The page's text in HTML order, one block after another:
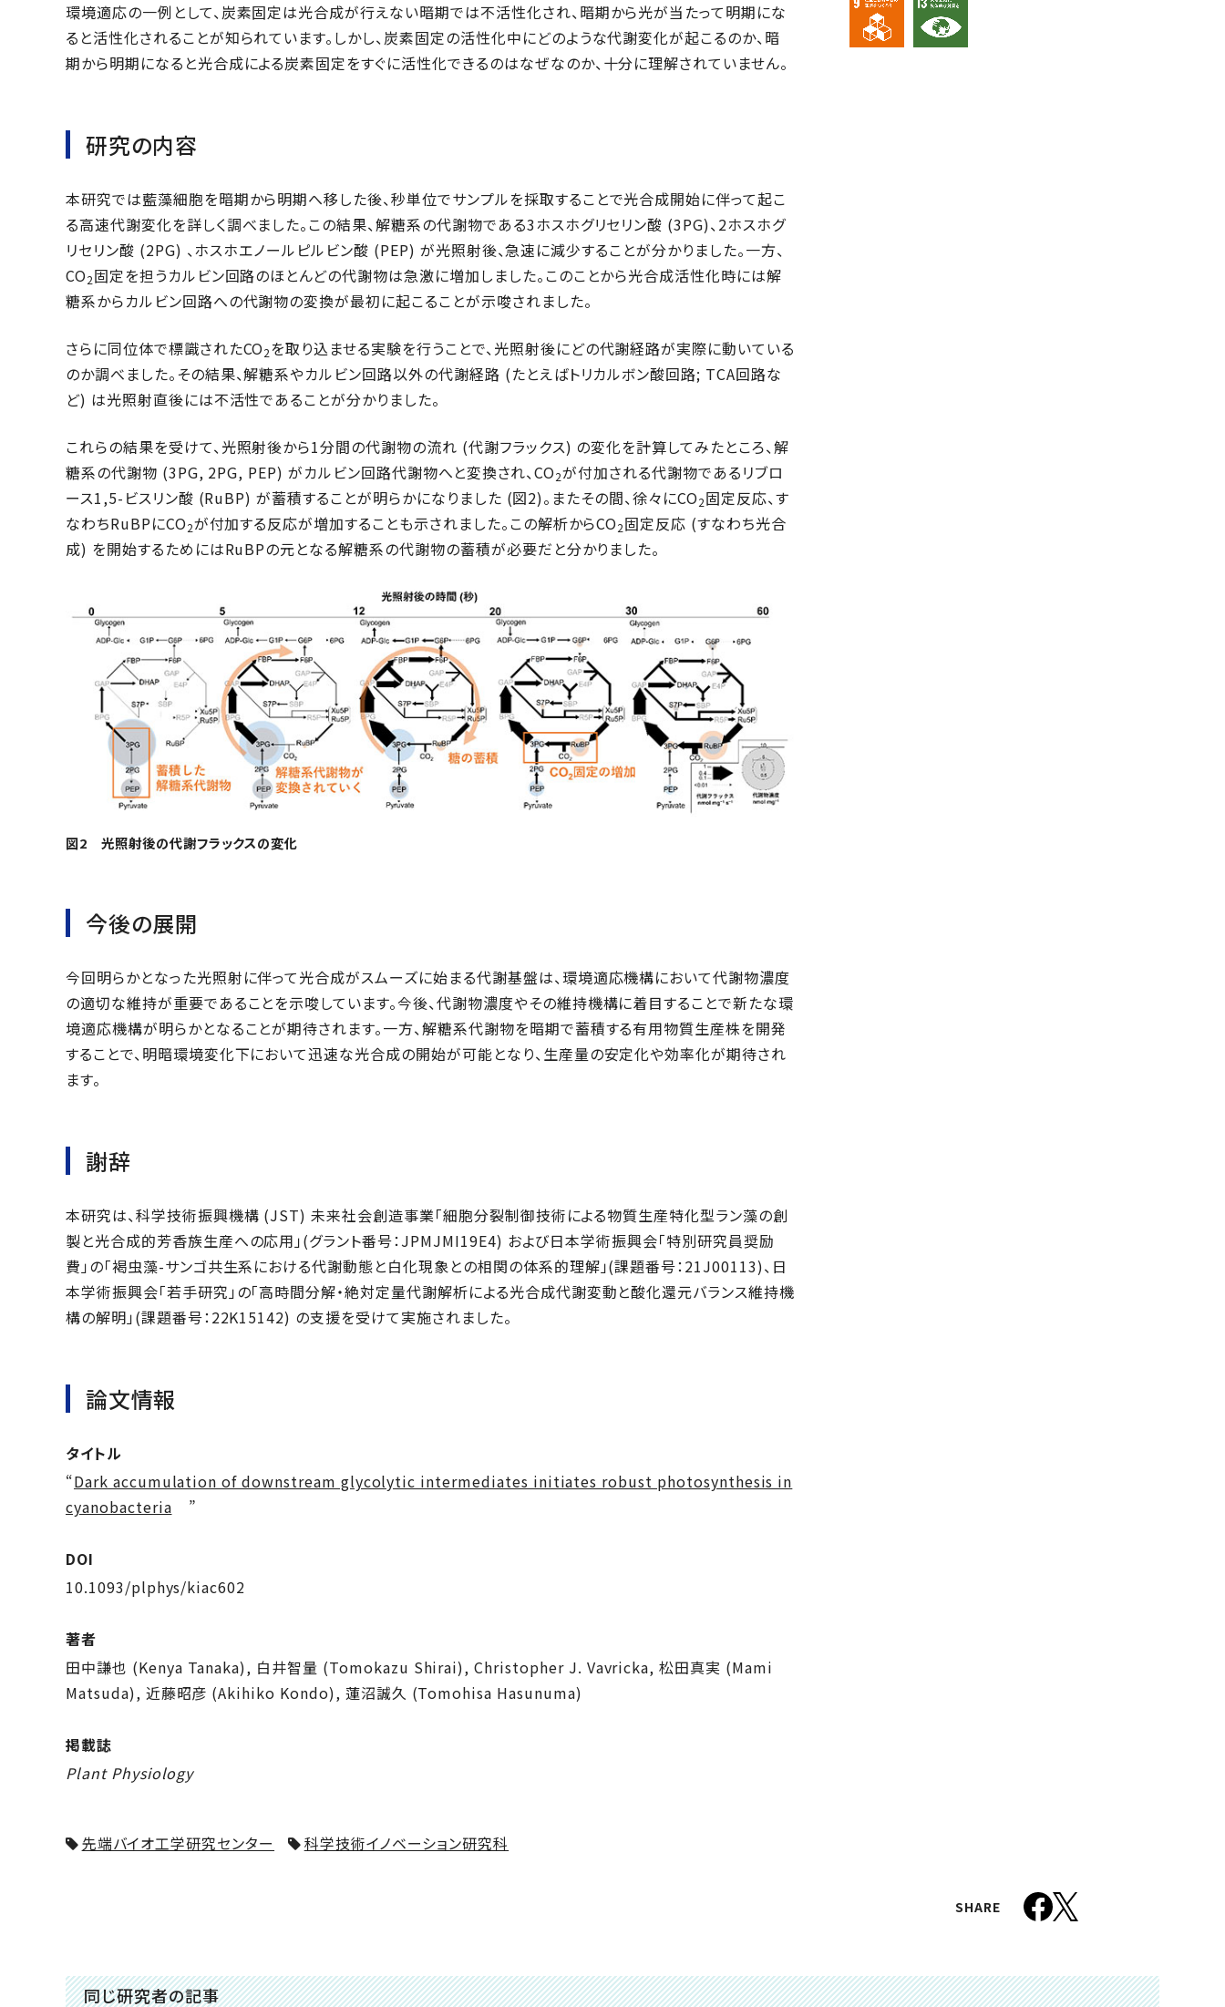
環境適応の一例として、炭素固定は光合成が行えない暗期では不活性化され、暗期から光が当たって明期にな
ると活性化されることが知られています。しかし、炭素固定の活性化中にどのような代謝変化が起こるのか、暗
期から明期になると光合成による炭素固定をすぐに活性化できるのはなぜなのか、十分に理解されていません。
研究の内容
本研究では藍藻細胞を暗期から明期へ移した後、秒単位でサンプルを採取することで光合成開始に伴って起こ
る高速代謝変化を詳しく調べました。この結果、解糖系の代謝物である3ホスホグリセリン酸 (3PG)、2ホスホグ
リセリン酸 (2PG) 、ホスホエノールピルビン酸 (PEP) が光照射後、急速に減少することが分かりました。一方、
CO2固定を担うカルビン回路のほとんどの代謝物は急激に増加しました。このことから光合成活性化時には解
糖系からカルビン回路への代謝物の変換が最初に起こることが示唆されました。
さらに同位体で標識されたCO2を取り込ませる実験を行うことで、光照射後にどの代謝経路が実際に動いている
のか調べました。その結果、解糖系やカルビン回路以外の代謝経路 (たとえばトリカルボン酸回路; TCA回路な
ど) は光照射直後には不活性であることが分かりました。
これらの結果を受けて、光照射後から1分間の代謝物の流れ (代謝フラックス) の変化を計算してみたところ、解
糖系の代謝物 (3PG, 2PG, PEP) がカルビン回路代謝物へと変換され、CO2が付加される代謝物であるリブロ
ース1,5-ビスリン酸 (RuBP) が蓄積することが明らかになりました (図2)。またその間、徐々にCO2固定反応、す
なわちRuBPにCO2が付加する反応が増加することも示されました。この解析からCO2固定反応 (すなわち光合
成) を開始するためにはRuBPの元となる解糖系の代謝物の蓄積が必要だと分かりました。
図2 光照射後の代謝フラックスの変化
今後の展開
今回明らかとなった光照射に伴って光合成がスムーズに始まる代謝基盤は、環境適応機構において代謝物濃度
の適切な維持が重要であることを示唆しています。今後、代謝物濃度やその維持機構に着目することで新たな環
境適応機構が明らかとなることが期待されます。一方、解糖系代謝物を暗期で蓄積する有用物質生産株を開発
することで、明暗環境変化下において迅速な光合成の開始が可能となり、生産量の安定化や効率化が期待され
ます。
謝辞
本研究は、科学技術振興機構 (JST) 未来社会創造事業「細胞分裂制御技術による物質生産特化型ラン藻の創
製と光合成的芳香族生産への応用」(グラント番号：JPMJMI19E4) および日本学術振興会「特別研究員奨励
費」の「褐虫藻-サンゴ共生系における代謝動態と白化現象との相関の体系的理解」(課題番号：21J00113)、日
本学術振興会「若手研究」の「高時間分解・絶対定量代謝解析による光合成代謝変動と酸化還元バランス維持機
構の解明」(課題番号：22K15142) の支援を受けて実施されました。
論文情報
タイトル
“Dark accumulation of downstream glycolytic intermediates initiates robust photosynthesis in
cyanobacteria
”
DOI
10.1093/plphys/kiac602
著者
田中謙也 (Kenya Tanaka), 白井智量 (Tomokazu Shirai), Christopher J. Vavricka, 松田真実 (Mami
Matsuda), 近藤昭彦 (Akihiko Kondo), 蓮沼誠久 (Tomohisa Hasunuma)
掲載誌
Plant Physiology
先端バイオ工学研究センター 科学技術イノベーション研究科
SHARE
同じ研究者の記事